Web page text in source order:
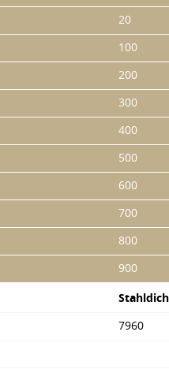
20
100
200
300
400
500
600
700
800
900
7960